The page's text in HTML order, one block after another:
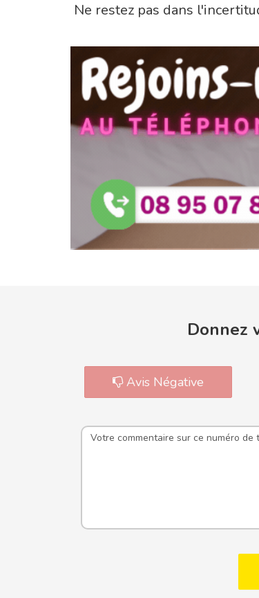
Ne restez pas dans
Donnez
Avis Négative